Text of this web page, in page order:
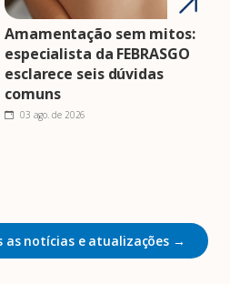
Amamentação sem mitos:
especialista da FEBRASGO
esclarece seis dúvidas
comuns
03 ago. de 2026
as notícias e atualizações →